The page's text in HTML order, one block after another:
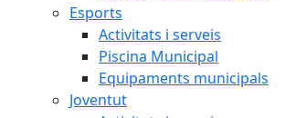
Esports
Activitats i serveis
Piscina Municipal
Equipaments municipals
Joventut